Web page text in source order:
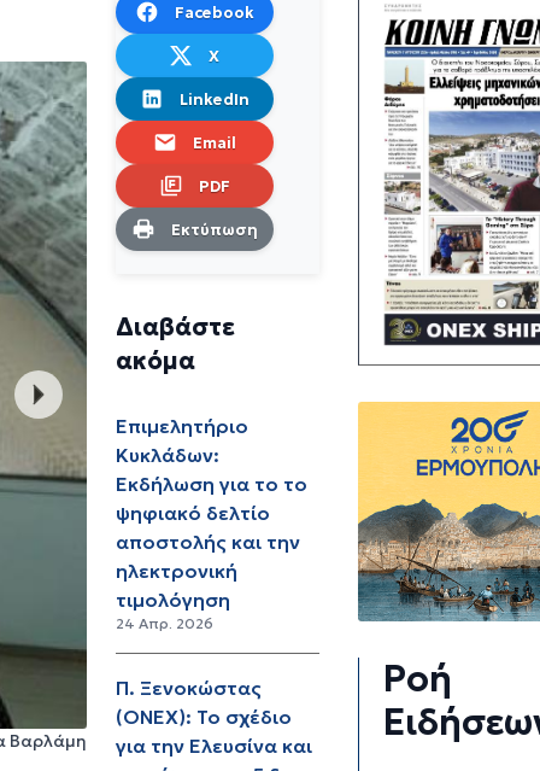
Βαρλάμη
Facebook
X
LinkedIn
Email
PDF
Εκτύπωση
Διαβάστε
ακόμα
Επιμελητήριο
Κυκλάδων:
Εκδήλωση για το το
ψηφιακό δελτίο
αποστολής και την
ηλεκτρονική
τιμολόγηση
24 Απρ. 2026
Π. Ξενοκώστας
(ONEX): Το σχέδιο
για την Ελευσίνα και
Ροή